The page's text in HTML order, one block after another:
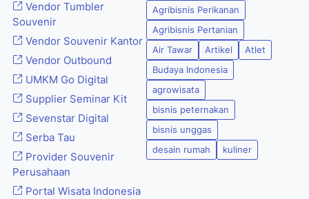
Vendor Tumbler
Souvenir
Vendor Souvenir Kantor
Vendor Outbound
UMKM Go Digital
Supplier Seminar Kit
Sevenstar Digital
Serba Tau
Provider Souvenir
Perusahaan
Portal Wisata Indonesia
Agribisnis Perikanan
Agribisnis Pertanian
Air Tawar
Artikel
Atlet
Budaya Indonesia
agrowisata
bisnis peternakan
bisnis unggas
desain rumah
kuliner